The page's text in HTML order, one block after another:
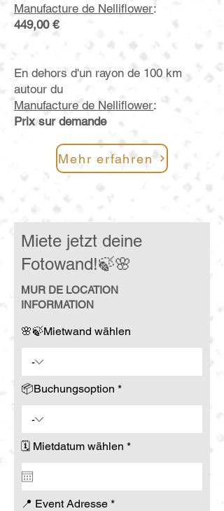
Manufacture de Nelliflower:
449,00 €
En dehors d'un rayon de 100 km
autour du
Manufacture de Nelliflower:
Prix sur demande
Mehr erfahren
Miete jetzt deine
Fotowand!🍃🌸
MUR DE LOCATION
INFORMATION
🌸🍃Mietwand wählen
📦Buchungsoption
🗓️ Mietdatum wählen *r
i
📍 Event Adresse